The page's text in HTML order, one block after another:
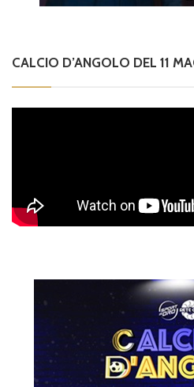
CALCIO D’ANGOLO DEL 11